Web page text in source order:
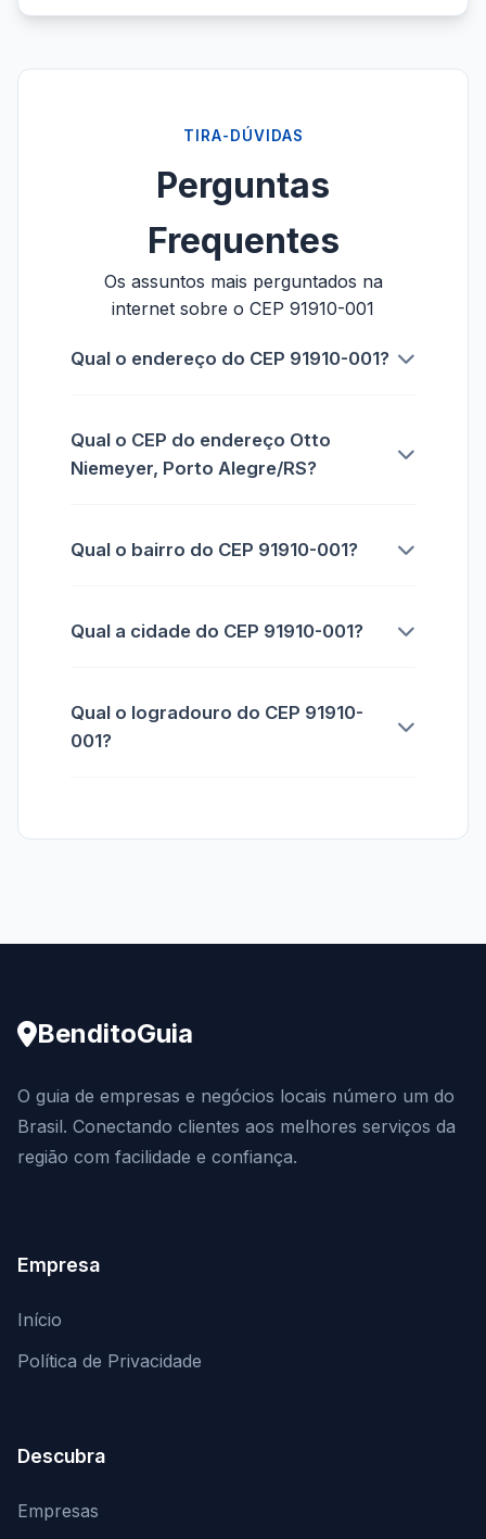
TIRA-DÚVIDAS
Perguntas
Frequentes
Os assuntos mais perguntados na
internet sobre o CEP 91910-001
Qual o endereço do CEP 91910-001?
Qual o CEP do endereço Otto
Niemeyer, Porto Alegre/RS?
Qual o bairro do CEP 91910-001?
Qual a cidade do CEP 91910-001?
Qual o logradouro do CEP 91910-
001?
BenditoGuia
O guia de empresas e negócios locais número um do
Brasil. Conectando clientes aos melhores serviços da
região com facilidade e confiança.
Empresa
Início
Política de Privacidade
Descubra
Empresas